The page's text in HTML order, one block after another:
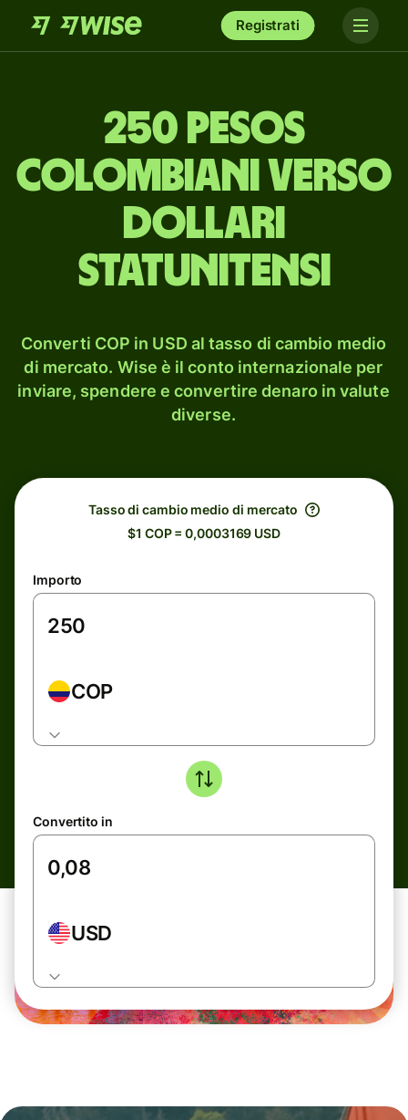
Registrati
250 pesos
colombiani verso
dollari
statunitensi
Converti COP in USD al tasso di cambio medio
di mercato. Wise è il conto internazionale per
inviare, spendere e convertire denaro in valute
diverse.
Tasso di cambio medio di mercato
$1 COP = 0,0003169 USD
Importo
COP
Convertito in
USD